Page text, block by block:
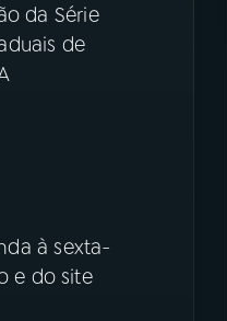
da Série
de
à sexta-
e do site